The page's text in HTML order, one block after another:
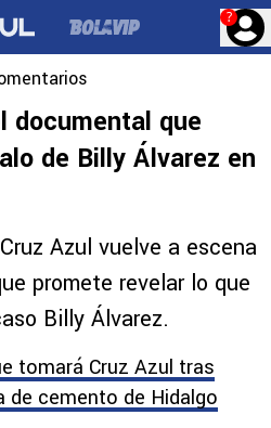
?
documental que
de Billy Álvarez en
Azul vuelve a escena
promete revelar lo que
Billy Álvarez.
tomará Cruz Azul tras
de cemento de Hidalgo